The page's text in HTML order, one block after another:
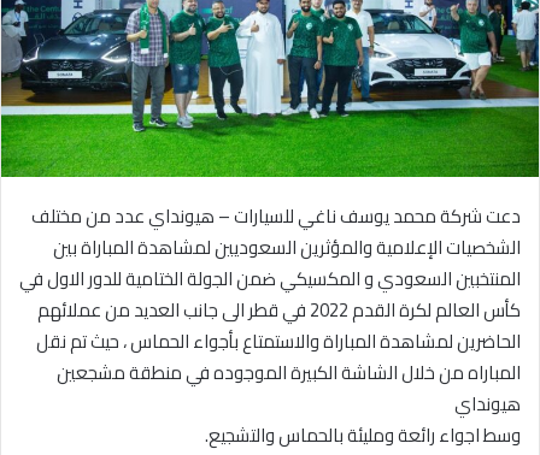
ا
إ
ل
ك
ت
ر
ن
ي
ا
دعت شركة محمد يوسف ناغي للسيارات – هيونداي عدد من مختلف
الشخصيات الإعلامية والمؤثرين السعوديين لمشاهدة المباراة بين
المنتخبين السعودي و المكسيكي ضمن الجولة الختامية للدور الاول في
كأس العالم لكرة القدم 2022 في قطر الى جانب العديد من عملائهم
الحاضرين لمشاهدة المباراة والاستمتاع بأجواء الحماس ، حيث تم نقل
المباراه من خلال الشاشة الكبيرة الموجوده في منطقة مشجعين
هيونداي
وسط اجواء رائعة ومليئة بالحماس والتشجيع.